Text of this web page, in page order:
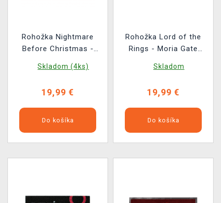
Rohožka Nightmare
Before Christmas -
Town
Skladom (4ks)
19,99 €
Do košíka
Rohožka Lord of the
Rings - Moria Gate
Skladom
19,99 €
Do košíka